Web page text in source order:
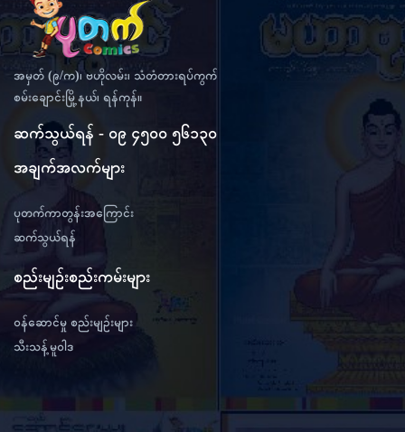
အမှတ် (၉/က)၊ ဗဟိုလမ်း၊ သံတံတားရပ်ကွက်
စမ်းချောင်းမြို့နယ်၊ ရန်ကုန်။
ဆက်သွယ်ရန် - ၀၉ ၄၅၀၀ ၅၆၁၃၀
အချက်အလက်များ
ပုတက်ကာတွန်းအကြောင်း
ဆက်သွယ်ရန်
စည်းမျဉ်းစည်းကမ်းများ
ဝန်ဆောင်မှု စည်းမျဉ်းများ
သီးသန့်မူဝါဒ